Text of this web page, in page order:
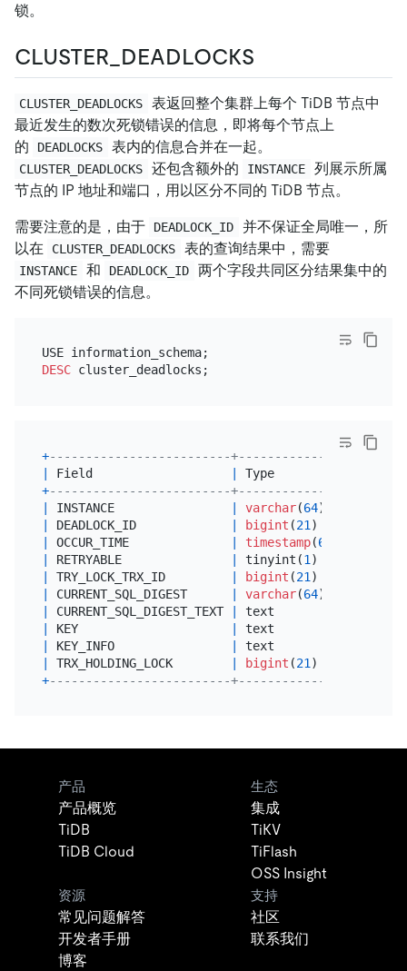
锁。
CLUSTER_DEADLOCKS
CLUSTER_DEADLOCKS
表返回整个集群上每个 TiDB 节点中
最近发生的数次死锁错误的信息，即将每个节点上
的
DEADLOCKS 表内的信息合并在一起。
CLUSTER_DEADLOCKS 还包含额外的 INSTANCE
列展示所属
节点的 IP 地址和端口，用以区分不同的 TiDB 节点。
需要注意的是，由于 DEADLOCK_ID
并不保证全局唯一，所
以在
CLUSTER_DEADLOCKS 表的查询结果中，需要
INSTANCE 和 DEADLOCK_ID
两个字段共同区分结果集中的
不同死锁错误的信息。
DESC
+-------------------------+---------------------
|
Field | Type
+-------------------------+---------------------
|
INSTANCE | varchar(64)
|
DEADLOCK_ID | bigint (21 )
|
OCCUR_TIME | timestamp(6
|
RETRYABLE | tinyint(1 )
|
TRY_LOCK_TRX_ID | bigint (21 ) unsigned
|
CURRENT_SQL_DIGEST | varchar(64)
|
CURRENT_SQL_DIGEST_TEXT | text
|
KEY | text
|
KEY_INFO | text
|
TRX_HOLDING_LOCK | bigint (21 ) unsigned
+-------------------------+---------------------
产品
产品概览
TiDB
TiDB Cloud
生态
集成
TiKV
TiFlash
OSS Insight
资源
常见问题解答
开发者手册
博客
支持
社区
联系我们